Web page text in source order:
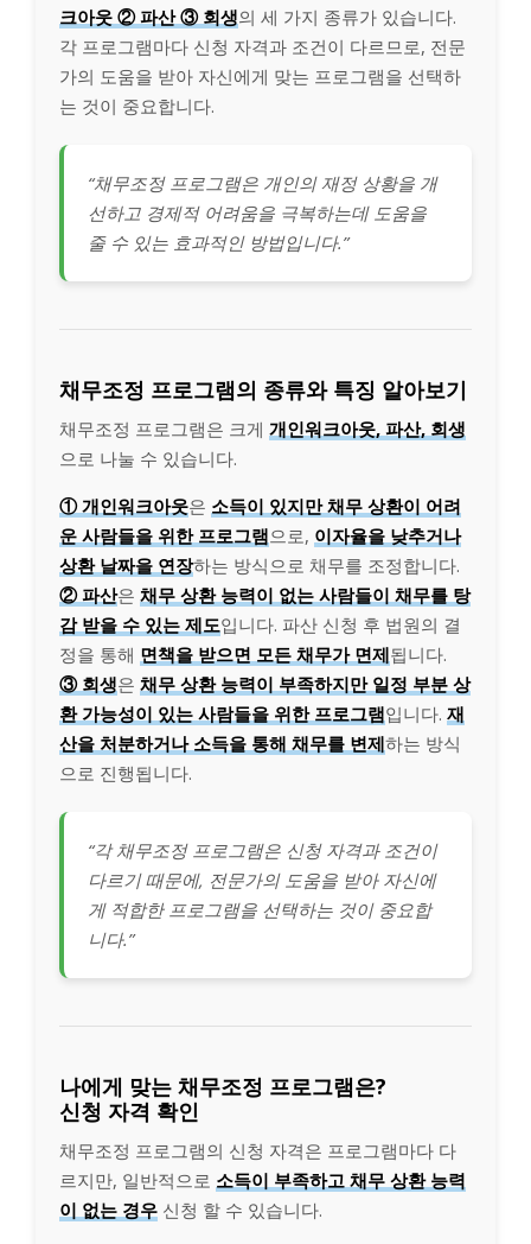
크아웃 ② 파산 ③ 회생의 세 가지 종류가 있습니다.
각 프로그램마다 신청 자격과 조건이 다르므로, 전문
가의 도움을 받아 자신에게 맞는 프로그램을 선택하
는 것이 중요합니다.
“채무조정 프로그램은 개인의 재정 상황을 개
선하고 경제적 어려움을 극복하는데 도움을
줄 수 있는 효과적인 방법입니다.”
채무조정 프로그램의 종류와 특징 알아보기
채무조정 프로그램은 크게 개인워크아웃, 파산, 회생
으로 나눌 수 있습니다.
① 개인워크아웃은 소득이 있지만 채무 상환이 어려
운 사람들을 위한 프로그램으로, 이자율을 낮추거나
상환 날짜을 연장하는 방식으로 채무를 조정합니다.
② 파산은 채무 상환 능력이 없는 사람들이 채무를 탕
감 받을 수 있는 제도입니다. 파산 신청 후 법원의 결
정을 통해 면책을 받으면 모든 채무가 면제됩니다.
③ 회생은 채무 상환 능력이 부족하지만 일정 부분 상
환 가능성이 있는 사람들을 위한 프로그램입니다. 재
산을 처분하거나 소득을 통해 채무를 변제하는 방식
으로 진행됩니다.
“각 채무조정 프로그램은 신청 자격과 조건이
다르기 때문에, 전문가의 도움을 받아 자신에
게 적합한 프로그램을 선택하는 것이 중요합
니다.”
나에게 맞는 채무조정 프로그램은?
신청 자격 확인
채무조정 프로그램의 신청 자격은 프로그램마다 다
르지만, 일반적으로 소득이 부족하고 채무 상환 능력
이 없는 경우 신청 할 수 있습니다.